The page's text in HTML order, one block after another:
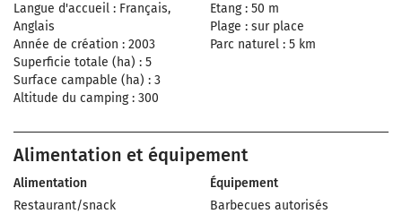
Langue d'accueil : Français,
Anglais
Année de création : 2003
Superficie totale (ha) : 5
Surface campable (ha) : 3
Altitude du camping : 300
Etang : 50 m
Plage : sur place
Parc naturel : 5 km
Alimentation et équipement
Alimentation
Restaurant/snack
Équipement
Barbecues autorisés